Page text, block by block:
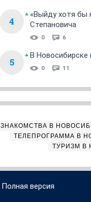
4
«Выйду хотя бы
Степановича
0 6
5
В Новосибирске
0 11
ЗНАКОМСТВА В
ТЕЛЕПРОГРАММА В
ТУРИЗМ В
Полная версия